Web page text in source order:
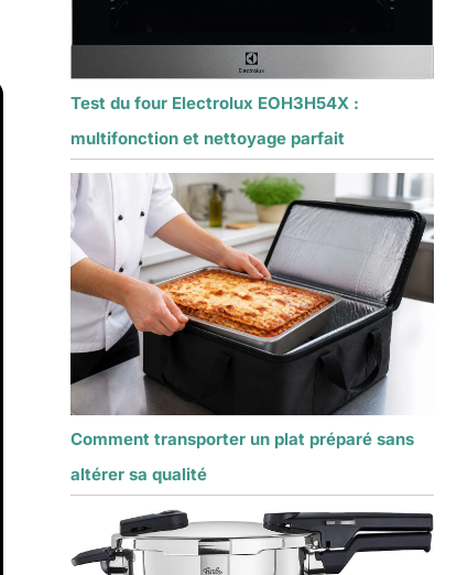
Test du four Electrolux EOH3H54X :
multifonction et nettoyage parfait
Comment transporter un plat préparé sans
altérer sa qualité